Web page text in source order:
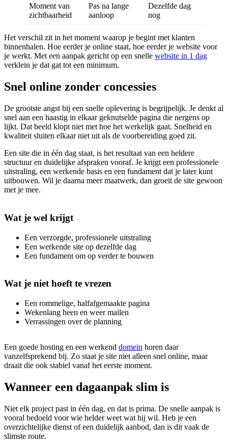
Moment van
zichtbaarheid
Pas na lange
aanloop
Dezelfde dag
nog
Het verschil zit in het moment waarop je begint met klanten
binnenhalen. Hoe eerder je online staat, hoe eerder je website voor
je werkt. Met een aanpak gericht op een snelle website in 1 dag
verklein je dat gat tot een minimum.
Snel online zonder concessies
De grootste angst bij een snelle oplevering is begrijpelijk. Je denkt al
snel aan een haastig in elkaar geknutselde pagina die nergens op
lijkt. Dat beeld klopt niet met hoe het werkelijk gaat. Snelheid en
kwaliteit sluiten elkaar niet uit als de voorbereiding goed zit.
Een site die in één dag staat, is het resultaat van een heldere
structuur en duidelijke afspraken vooraf. Je krijgt een professionele
uitstraling, een werkende basis en een fundament dat je later kunt
uitbouwen. Wil je daarna meer maatwerk, dan groeit de site gewoon
met je mee.
Wat je wel krijgt
Een verzorgde, professionele uitstraling
Een werkende site op dezelfde dag
Een fundament om op verder te bouwen
Wat je niet hoeft te vrezen
Een rommelige, halfafgemaakte pagina
Wekenlang heen en weer mailen
Verrassingen over de planning
Een goede hosting en een werkend domein horen daar
vanzelfsprekend bij. Zo staat je site niet alleen snel online, maar
draait die ook stabiel vanaf het eerste moment.
Wanneer een dagaanpak slim is
Niet elk project past in één dag, en dat is prima. De snelle aanpak is
vooral bedoeld voor wie helder weet wat hij wil. Heb je een
overzichtelijke dienst of een duidelijk aanbod, dan is dit vaak de
slimste route.